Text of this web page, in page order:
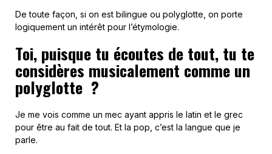
De toute façon, si on est bilingue ou polyglotte, on porte
logiquement un intérêt pour l’étymologie.
Toi, puisque tu écoutes de tout, tu te
considères musicalement comme un
polyglotte ?
Je me vois comme un mec ayant appris le latin et le grec
pour être au fait de tout. Et la pop, c’est la langue que je
parle.